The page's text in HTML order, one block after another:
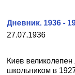
27.07.1936
Дневник. 1936 -
Киев
школьником в